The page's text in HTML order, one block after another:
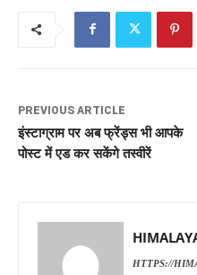
PREVIOUS ARTICLE
इंस्टाग्राम पर अब फ्रेंड्स भी आपके
पोस्ट में एड कर सकेंगे तस्वीरें
HTTPS://